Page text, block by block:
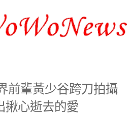
前輩黃少谷跨刀拍攝
揪心逝去的愛